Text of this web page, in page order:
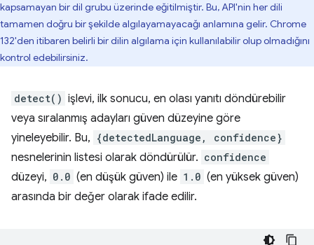
kapsamayan bir dil grubu üzerinde eğitilmiştir. Bu, API'nin her dili
tamamen doğru bir şekilde algılayamayacağı anlamına gelir. Chrome
132'den itibaren belirli bir dilin algılama için kullanılabilir olup olmadığını
kontrol edebilirsiniz.
detect() işlevi, ilk sonucu, en olası yanıtı döndürebilir
veya sıralanmış adayları güven düzeyine göre
yineleyebilir. Bu, {detectedLanguage, confidence}
nesnelerinin listesi olarak döndürülür. confidence
düzeyi, 0.0 (en düşük güven) ile 1.0 (en yüksek güven)
arasında bir değer olarak ifade edilir.